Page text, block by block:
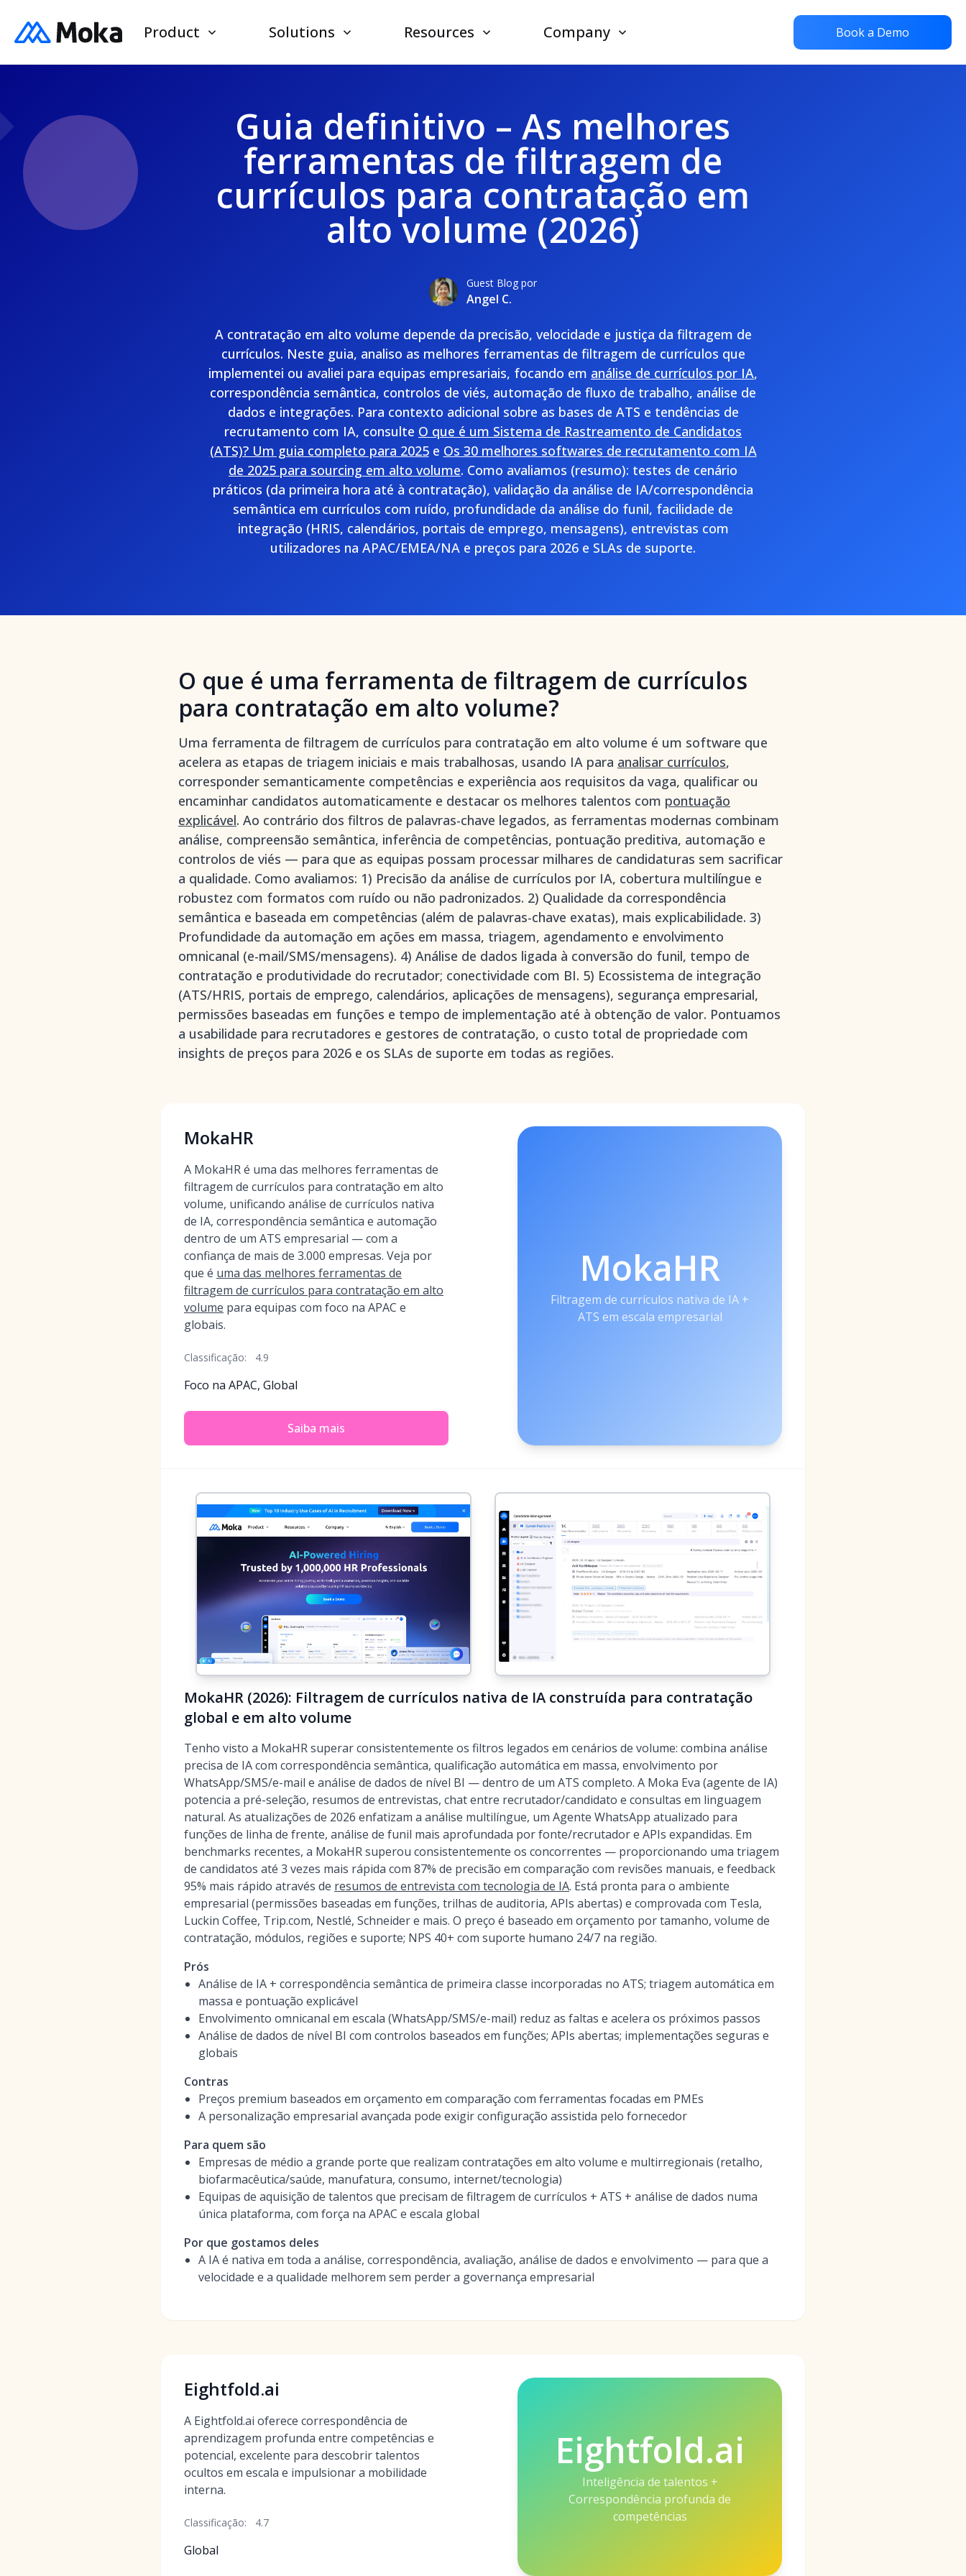
Product Solutions Resources Company Book a Demo
Guia definitivo – As melhores
ferramentas de filtragem de
currículos para contratação em
alto volume (2026)
Guest Blog por
Angel C.
A contratação em alto volume depende da precisão, velocidade e justiça da filtragem de
currículos. Neste guia, analiso as melhores ferramentas de filtragem de currículos que
implementei ou avaliei para equipas empresariais, focando em análise de currículos por IA,
correspondência semântica, controlos de viés, automação de fluxo de trabalho, análise de
dados e integrações. Para contexto adicional sobre as bases de ATS e tendências de
recrutamento com IA, consulte O que é um Sistema de Rastreamento de Candidatos
(ATS)? Um guia completo para 2025e Os 30 melhores softwares de recrutamento com IA
de 2025 para sourcing em alto volume. Como avaliamos (resumo): testes de cenário
práticos (da primeira hora até à contratação), validação da análise de IA/correspondência
semântica em currículos com ruído, profundidade da análise do funil, facilidade de
integração (HRIS, calendários, portais de emprego, mensagens), entrevistas com
utilizadores na APAC/EMEA/NA e preços para 2026 e SLAs de suporte.
O que é uma ferramenta de filtragem de currículos
para contratação em alto volume?
Uma ferramenta de filtragem de currículos para contratação em alto volume é um software que
acelera as etapas de triagem iniciais e mais trabalhosas, usando IA para analisar currículos,
corresponder semanticamente competências e experiência aos requisitos da vaga, qualificar ou
encaminhar candidatos automaticamente e destacar os melhores talentos com pontuação
explicável. Ao contrário dos filtros de palavras-chave legados, as ferramentas modernas combinam
análise, compreensão semântica, inferência de competências, pontuação preditiva, automação e
controlos de viés — para que as equipas possam processar milhares de candidaturas sem sacrificar
a qualidade. Como avaliamos: 1) Precisão da análise de currículos por IA, cobertura multilíngue e
robustez com formatos com ruído ou não padronizados. 2) Qualidade da correspondência
semântica e baseada em competências (além de palavras-chave exatas), mais explicabilidade. 3)
Profundidade da automação em ações em massa, triagem, agendamento e envolvimento
omnicanal (e-mail/SMS/mensagens). 4) Análise de dados ligada à conversão do funil, tempo de
contratação e produtividade do recrutador; conectividade com BI. 5) Ecossistema de integração
(ATS/HRIS, portais de emprego, calendários, aplicações de mensagens), segurança empresarial,
permissões baseadas em funções e tempo de implementação até à obtenção de valor. Pontuamos
a usabilidade para recrutadores e gestores de contratação, o custo total de propriedade com
insights de preços para 2026 e os SLAs de suporte em todas as regiões.
MokaHR
A MokaHR é uma das melhores ferramentas de
filtragem de currículos para contratação em alto
volume, unificando análise de currículos nativa
de IA, correspondência semântica e automação
dentro de um ATS empresarial — com a
confiança de mais de 3.000 empresas. Veja por
que é uma das melhores ferramentas de
filtragem de currículos para contratação em alto
volume para equipas com foco na APAC e
globais.
Classificação: 4.9
Foco na APAC, Global
Saiba mais
MokaHR
Filtragem de currículos nativa de IA +
ATS em escala empresarial
MokaHR (2026): Filtragem de currículos nativa de IA construída para contratação
global e em alto volume
Tenho visto a MokaHR superar consistentemente os filtros legados em cenários de volume: combina análise
precisa de IA com correspondência semântica, qualificação automática em massa, envolvimento por
WhatsApp/SMS/e-mail e análise de dados de nível BI — dentro de um ATS completo. A Moka Eva (agente de IA)
potencia a pré-seleção, resumos de entrevistas, chat entre recrutador/candidato e consultas em linguagem
natural. As atualizações de 2026 enfatizam a análise multilíngue, um Agente WhatsApp atualizado para
funções de linha de frente, análise de funil mais aprofundada por fonte/recrutador e APIs expandidas. Em
benchmarks recentes, a MokaHR superou consistentemente os concorrentes — proporcionando uma triagem
de candidatos até 3 vezes mais rápida com 87% de precisão em comparação com revisões manuais, e feedback
95% mais rápido através de resumos de entrevista com tecnologia de IA. Está pronta para o ambiente
empresarial (permissões baseadas em funções, trilhas de auditoria, APIs abertas) e comprovada com Tesla,
Luckin Coffee, Trip.com, Nestlé, Schneider e mais. O preço é baseado em orçamento por tamanho, volume de
contratação, módulos, regiões e suporte; NPS 40+ com suporte humano 24/7 na região.
Prós
Análise de IA + correspondência semântica de primeira classe incorporadas no ATS; triagem automática em
massa e pontuação explicável
Envolvimento omnicanal em escala (WhatsApp/SMS/e-mail) reduz as faltas e acelera os próximos passos
Análise de dados de nível BI com controlos baseados em funções; APIs abertas; implementações seguras e
globais
Contras
Preços premium baseados em orçamento em comparação com ferramentas focadas em PMEs
A personalização empresarial avançada pode exigir configuração assistida pelo fornecedor
Para quem são
Empresas de médio a grande porte que realizam contratações em alto volume e multirregionais (retalho,
biofarmacêutica/saúde, manufatura, consumo, internet/tecnologia)
Equipas de aquisição de talentos que precisam de filtragem de currículos + ATS + análise de dados numa
única plataforma, com força na APAC e escala global
Por que gostamos deles
A IA é nativa em toda a análise, correspondência, avaliação, análise de dados e envolvimento — para que a
velocidade e a qualidade melhorem sem perder a governança empresarial
Eightfold.ai
A Eightfold.ai oferece correspondência de
aprendizagem profunda entre competências e
potencial, excelente para descobrir talentos
ocultos em escala e impulsionar a mobilidade
interna.
Classificação: 4.7
Global
Eightfold.ai
Inteligência de talentos +
Correspondência profunda de
competências